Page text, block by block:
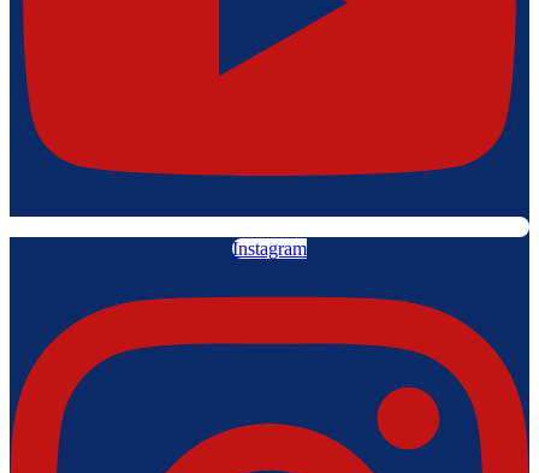
Instagram